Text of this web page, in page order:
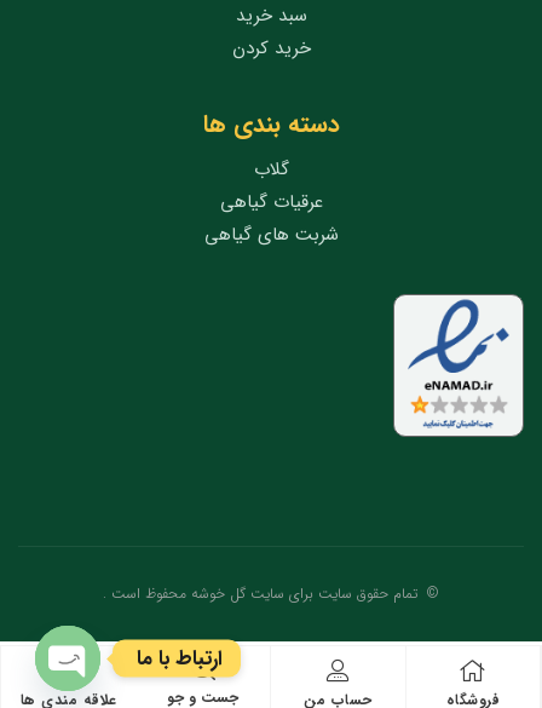
فروشگاه حساب من جست و جو علاقه مندی ها
سبد خرید
خرید کردن
دسته بندی ها
گلاب
عرقیات گیاهی
شربت های گیاهی
© تمام حقوق سایت برای سایت گل خوشه محفوظ است .
ارتباط با ما
O